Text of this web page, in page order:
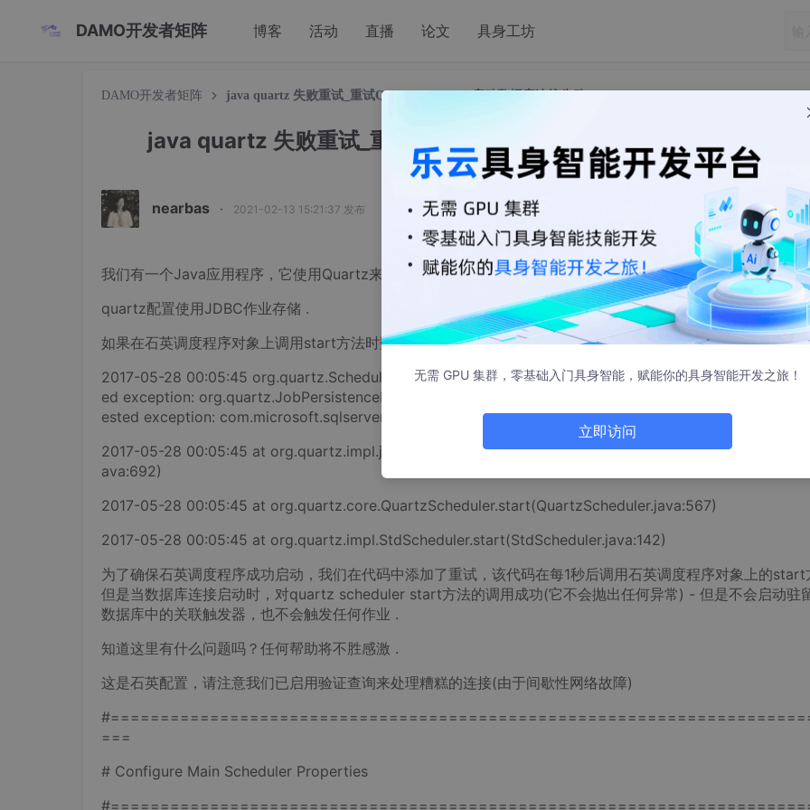
DAMO开发者矩阵 博客 活动 直播 论文 具身工坊
DAMO开发者矩阵 java quartz 失败重试_重试Quartz Scheduler启动数据库连接失败
java quartz 失败重试_重试Quartz Scheduler启动数据库连接失败
nearbas · 2021-02-13 15:21:37 发布
我们有一个Java应用程序，它使用Quartz来调度作业 . 我们使用的石英版本是：quartz-2.2.1
quartz配置使用JDBC作业存储 .
如果在石英调度程序对象上调用start方法时数据库连接已关闭(由于间歇性网络故障)，则会因以下异常而失败：
2017-05-28 00:05:45 org.quartz.SchedulerConfigException: Failure occured during job recovery. [See
ed exception: org.quartz.JobPersistenceException: Couldn't recover jobs: The connection is closed.
ested exception: com.microsoft.sqlserver.jdbc.SQLServerException: The connection is closed.]]
2017-05-28 00:05:45 at
ava:692)
2017-05-28 00:05:45 at org.quartz.core.QuartzScheduler.start(QuartzScheduler.java:567)
2017-05-28 00:05:45 at org.quartz.impl.StdScheduler.start(StdScheduler.java:142)
为了确保石英调度程序成功启动，我们在代码中添加了重试，该代码在每1秒后调用石英调度程序对象上的start
但是当数据库连接启动时，对quartz scheduler start方法的调用成功(它不会抛出任何异常) - 但是不会启动驻
数据库中的关联触发器，也不会触发任何作业 .
知道这里有什么问题吗？任何帮助将不胜感激 .
这是石英配置，请注意我们已启用验证查询来处理糟糕的连接(由于间歇性网络故障)
===
# Configure Main Scheduler Properties
无需 GPU 集群，零基础入门具身智能，赋能你的具身智能开发之旅！
立即访问